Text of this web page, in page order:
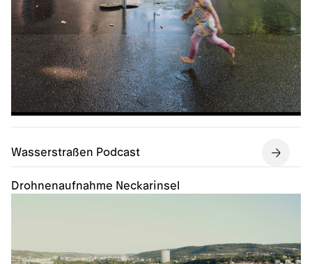
Wasserstraßen Podcast
Drohnenaufnahme Neckarinsel